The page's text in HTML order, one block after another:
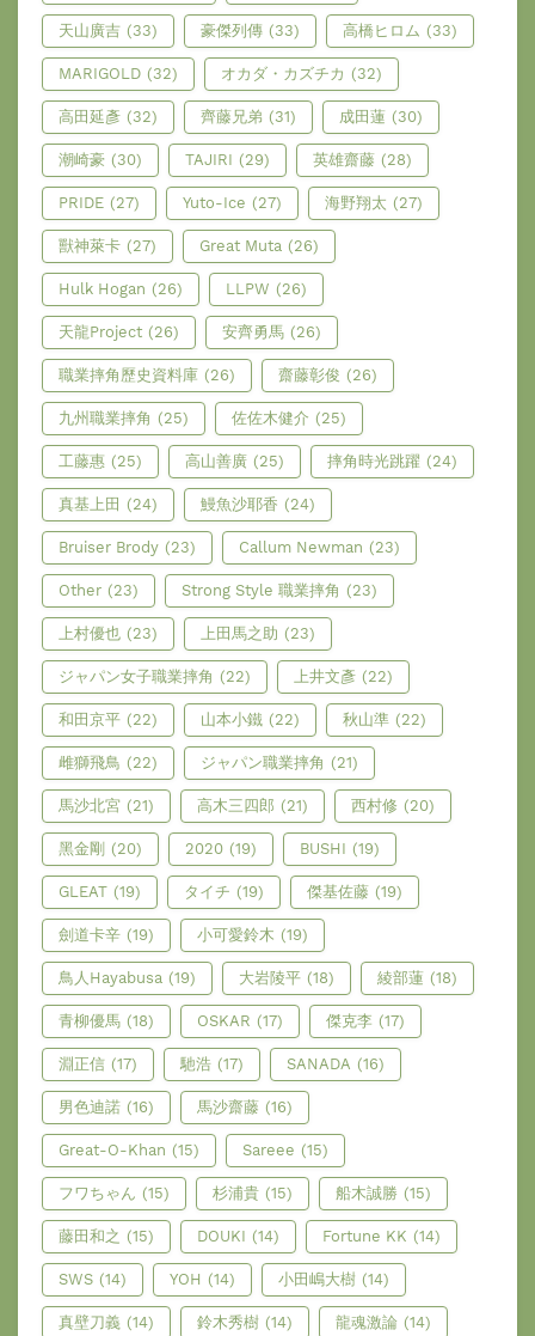
天山廣吉 (33) 豪傑列傳 (33) 高橋ヒロム (33)
MARIGOLD (32) オカダ・カズチカ (32)
高田延彥 (32) 齊藤兄弟 (31) 成田蓮 (30)
潮崎豪 (30) TAJIRI (29) 英雄齋藤 (28)
PRIDE (27) Yuto-Ice (27) 海野翔太 (27)
獸神萊卡 (27) Great Muta (26)
Hulk Hogan (26) LLPW (26)
天龍Project (26) 安齊勇馬 (26)
職業摔角歷史資料庫 (26) 齋藤彰俊 (26)
九州職業摔角 (25) 佐佐木健介 (25)
工藤惠 (25) 高山善廣 (25) 摔角時光跳躍 (24)
真基上田 (24) 鰻魚沙耶香 (24)
Bruiser Brody (23) Callum Newman (23)
Other (23) Strong Style 職業摔角 (23)
上村優也 (23) 上田馬之助 (23)
ジャパン女子職業摔角 (22) 上井文彥 (22)
和田京平 (22) 山本小鐵 (22) 秋山準 (22)
雌獅飛鳥 (22) ジャパン職業摔角 (21)
馬沙北宮 (21) 高木三四郎 (21) 西村修 (20)
黑金剛 (20) 2020 (19) BUSHI (19)
GLEAT (19) タイチ (19) 傑基佐藤 (19)
劍道卡辛 (19) 小可愛鈴木 (19)
鳥人Hayabusa (19) 大岩陵平 (18) 綾部蓮 (18)
青柳優馬 (18) OSKAR (17) 傑克李 (17)
淵正信 (17) 馳浩 (17) SANADA (16)
男色迪諾 (16) 馬沙齋藤 (16)
Great-O-Khan (15) Sareee (15)
フワちゃん (15) 杉浦貴 (15) 船木誠勝 (15)
藤田和之 (15) DOUKI (14) Fortune KK (14)
SWS (14) YOH (14) 小田嶋大樹 (14)
真壁刀義 (14) 鈴木秀樹 (14) 龍魂激論 (14)